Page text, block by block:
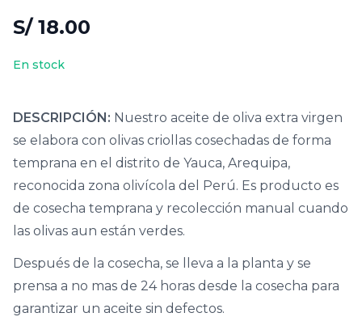
S/ 18.00
En stock
DESCRIPCIÓN: Nuestro aceite de oliva extra virgen
se elabora con olivas criollas cosechadas de forma
temprana en el distrito de Yauca, Arequipa,
reconocida zona olivícola del Perú. Es producto es
de cosecha temprana y recolección manual cuando
las olivas aun están verdes.
Después de la cosecha, se lleva a la planta y se
prensa a no mas de 24 horas desde la cosecha para
garantizar un aceite sin defectos.